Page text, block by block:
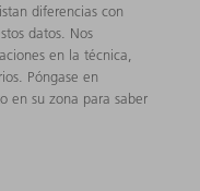
diferencias con
datos. Nos
en la técnica,
Póngase en
en su zona para saber